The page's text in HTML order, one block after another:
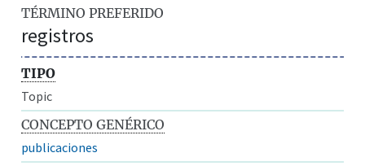
TÉRMINO PREFERIDO
registros
TIPO
Topic
CONCEPTO GENÉRICO
publicaciones